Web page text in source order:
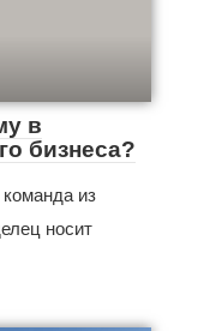
в
бизнеса?
из
носит